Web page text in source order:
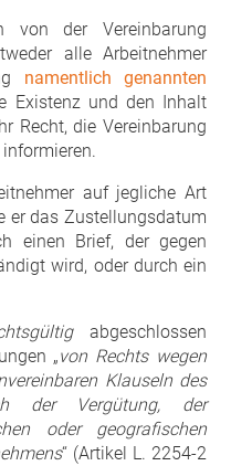
von der Vereinbarung
alle Arbeitnehmer
namentlich genannten
Existenz und den Inhalt
Recht, die Vereinbarung
auf jegliche Art
er das Zustellungsdatum
einen Brief, der gegen
wird, oder durch ein
abgeschlossen
„von Rechts wegen
Klauseln des
der Vergütung, der
oder geografischen
“ (Artikel L. 2254-2